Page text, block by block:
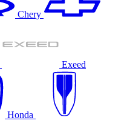
Chery
Exeed
Honda